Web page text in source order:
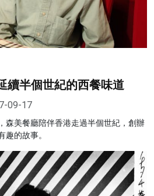
續半個世紀的西餐味道
09-17
森美餐廳陪伴香港走過半個世紀，創辦
趣的故事。